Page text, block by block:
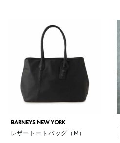
BARNEYS NEW YORK
レザートートバッグ（M）